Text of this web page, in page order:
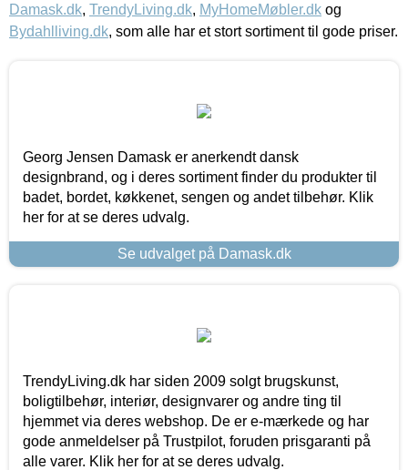
Damask.dk, TrendyLiving.dk, MyHomeMøbler.dk og
Bydahlliving.dk, som alle har et stort sortiment til gode priser.
Georg Jensen Damask er anerkendt dansk
designbrand, og i deres sortiment finder du produkter til
badet, bordet, køkkenet, sengen og andet tilbehør. Klik
her for at se deres udvalg.
Se udvalget på Damask.dk
TrendyLiving.dk har siden 2009 solgt brugskunst,
boligtilbehør, interiør, designvarer og andre ting til
hjemmet via deres webshop. De er e-mærkede og har
gode anmeldelser på Trustpilot, foruden prisgaranti på
alle varer. Klik her for at se deres udvalg.